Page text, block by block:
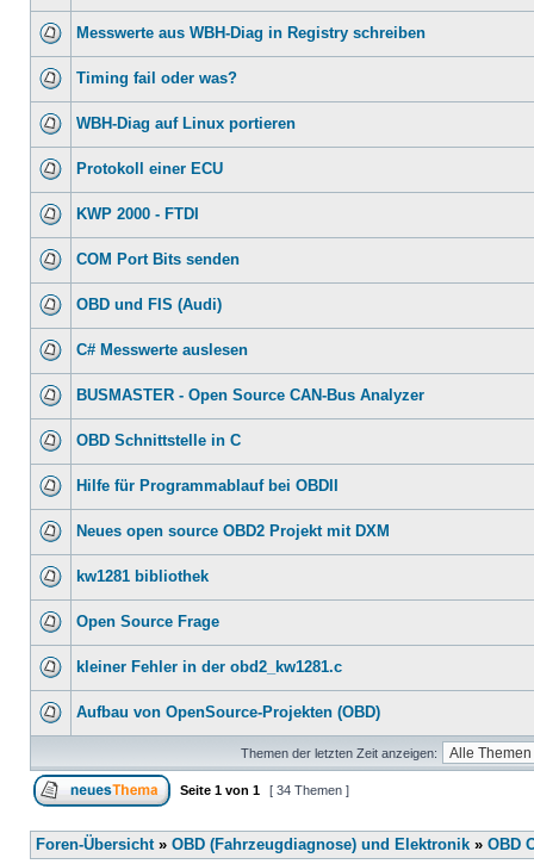
Messwerte aus WBH-Diag in Registry schreiben
Timing fail oder was?
WBH-Diag auf Linux portieren
Protokoll einer ECU
KWP 2000 - FTDI
COM Port Bits senden
OBD und FIS (Audi)
C# Messwerte auslesen
BUSMASTER - Open Source CAN-Bus Analyzer
OBD Schnittstelle in C
Hilfe für Programmablauf bei OBDII
Neues open source OBD2 Projekt mit DXM
kw1281 bibliothek
Open Source Frage
kleiner Fehler in der obd2_kw1281.c
Aufbau von OpenSource-Projekten (OBD)
Themen der letzten Zeit anzeigen:
Seite 1 von 1 [ 34 Themen ]
Foren-Übersicht» OBD (Fahrzeugdiagnose) und Elektronik » OBD